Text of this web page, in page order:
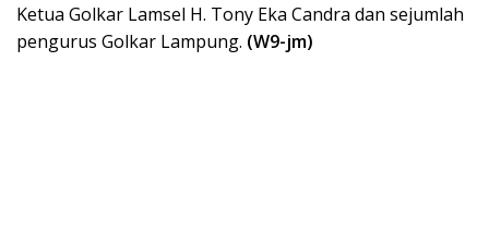
Ketua Golkar Lamsel H. Tony Eka Candra dan sejumlah
pengurus Golkar Lampung. (W9-jm)